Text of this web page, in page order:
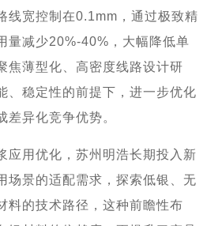
线宽控制在0.1mm，通过极致精
量减少20%-40%，大幅降低单
焦薄型化、高密度线路设计研
、稳定性的前提下，进一步优化
差异化竞争优势。
应用优化，苏州明浩长期投入新
场景的适配需求，探索低银、无
料的技术路径，这种前瞻性布